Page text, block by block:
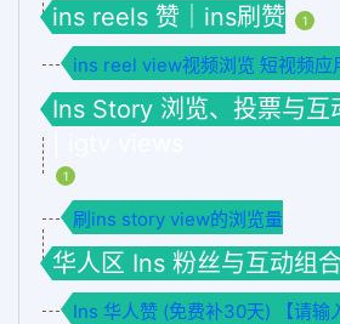
ins reels 赞｜ins刷赞 1
ins reel view视频浏览 短视频应
Ins Story 浏览、投票与互
1
刷ins story view的浏览量
华人区 Ins 粉丝与互动组
Ins 华人赞 (免费补30天) 【请输